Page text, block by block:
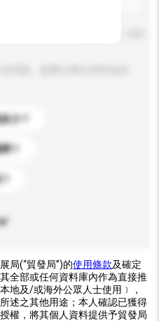
少？
？
局(“貿發局”)的使用條款及確定
全部或任何資料庫內作為直接推
地及/或海外公眾人士使用﹞，
述之其他用途；本人確認已獲得
權，將其個人資料提供予貿發局